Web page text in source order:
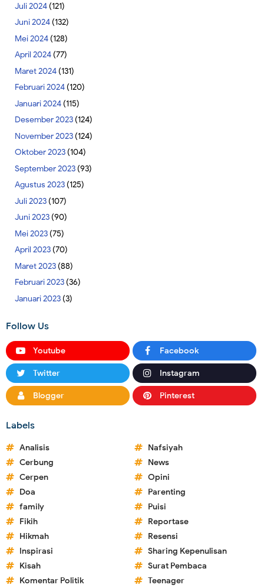
Juli 2024(121)
Juni 2024(132)
Mei 2024(128)
April 2024(77)
Maret 2024(131)
Februari 2024(120)
Januari 2024(115)
Desember 2023(124)
November 2023(124)
Oktober 2023(104)
September 2023(93)
Agustus 2023(125)
Juli 2023(107)
Juni 2023(90)
Mei 2023(75)
April 2023(70)
Maret 2023(88)
Februari 2023(36)
Januari 2023(3)
Follow Us
Youtube Facebook
Twitter Instagram
Blogger Pinterest
Labels
Analisis
Cerbung
Cerpen
Doa
family
Fikih
Hikmah
Inspirasi
Kisah
Komentar Politik
Nafsiyah
News
Opini
Parenting
Puisi
Reportase
Resensi
Sharing Kepenulisan
Surat Pembaca
Teenager